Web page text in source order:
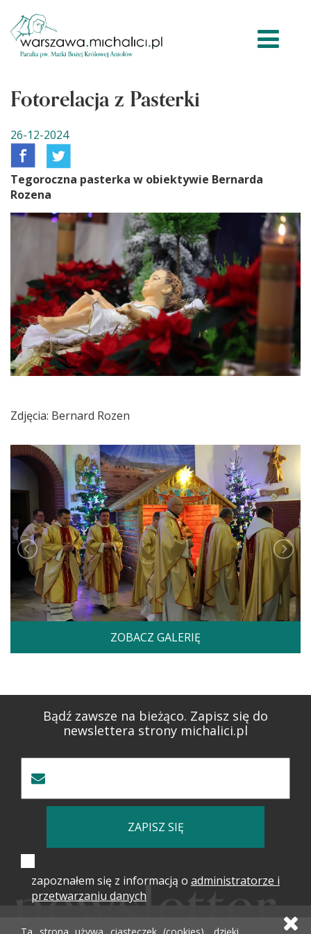
Fotorelacja z Pasterki
26-12-2024
Tegoroczna pasterka w obiektywie Bernarda
Rozena
Zdjęcia: Bernard Rozen
ZOBACZ GALERIĘ
Bądź zawsze na bieżąco. Zapisz się do
newslettera strony michalici.pl
ZAPISZ SIĘ
zapoznałem się z informacją o administratorze i
przetwarzaniu danych
Ta strona używa ciasteczek (cookies), dzięki